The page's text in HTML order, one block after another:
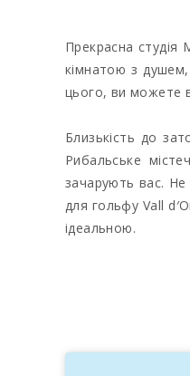
Прекрасна
кімнатою з
цього, ви можете
Близькість до
Рибальське
зачарують вас.
для гольфу Vall
ідеальною.